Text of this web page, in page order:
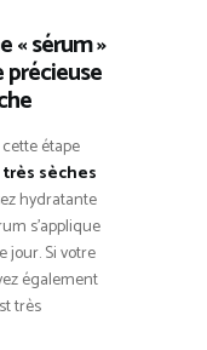
« sérum »
étape
sèches
hydratante
s’applique
jour. Si votre
également
très